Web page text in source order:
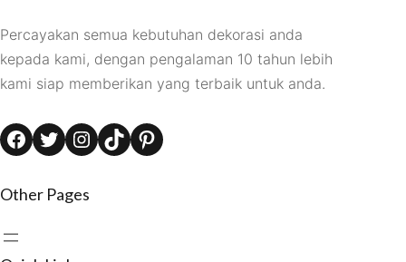
Percayakan semua kebutuhan dekorasi anda
kepada kami, dengan pengalaman 10 tahun lebih
kami siap memberikan yang terbaik untuk anda.
Facebook Twitter Instagram TikTok Pinterest
Other Pages